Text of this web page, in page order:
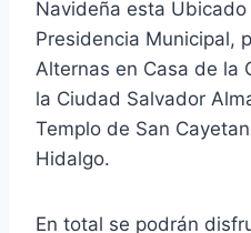
Navideña esta
Presidencia Municipal,
Alternas en Casa de la
la Ciudad Salvador
Templo de San
Hidalgo.
En total se podrán